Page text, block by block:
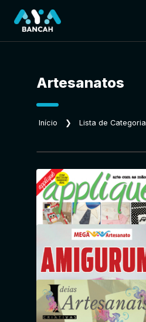
Artesanatos
Início ❯ Lista de Categoria